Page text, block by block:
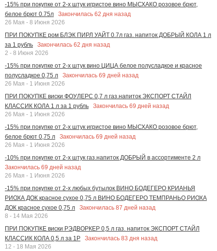
-15% при покупке от 2-х штук игристое вино МЫСХАКО розовое брют,
белое брют 0.75л
Закончилась 62 дня назад
26 Мая - 8 Июня 2026
ПРИ ПОКУПКЕ ром БЛЭК ПИРЛ УАЙТ 0.7л газ. напиток ДОБРЫЙ КОЛА 1 л
за 1 рубль
Закончилась 62 дня назад
2 - 8 Июня 2026
-15% при покупке от 2-х штук вино ЦИЦА белое полусладкое и красное
полусладкое 0,75 л
Закончилась 69 дней назад
26 Мая - 1 Июня 2026
ПРИ ПОКУПКЕ виски ФОУЛЕРС 0,7 л газ.напиток ЭКСПОРТ СТАЙЛ
КЛАССИК КОЛА 1 л за 1 рубль
Закончилась 69 дней назад
26 Мая - 1 Июня 2026
-15% при покупке от 2-х штук игристое вино МЫСХАКО розовое брют,
белое брют 0,75 л
Закончилась 69 дней назад
26 Мая - 1 Июня 2026
-10% при покупке от 2-х штук газ.напиток ДОБРЫЙ в ассортименте 2 л
Закончилась 69 дней назад
26 Мая - 1 Июня 2026
-15% при покупке от 2-х любых бутылок ВИНО БОДЕГЕРО КРИАНЬЯ
РИОХА ДОК красное сухое 0,75 л ВИНО БОДЕГЕРО ТЕМПРАНЬО РИОХА
ДОК красное сухое 0,75 л
Закончилась 87 дней назад
8 - 14 Мая 2026
ПРИ ПОКУПКЕ виски РЭДВОРКЕР 0,5 л газ. напиток ЭКСПОРТ СТАЙЛ
КЛАССИК КОЛА 0,5 л за 1Р
Закончилась 83 дня назад
12 - 18 Мая 2026